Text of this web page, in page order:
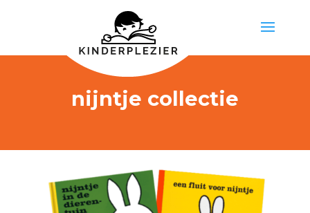
nijntje collectie